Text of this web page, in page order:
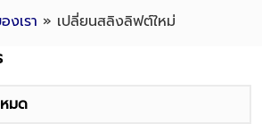
งเรา » เปลี่ยนสลิงลิฟต์ใหม่
มด